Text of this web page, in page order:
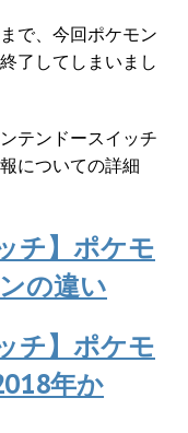
で、今回ポケモン
了してしまいまし
テンドースイッチ
についての詳細
チ】ポケモ
の違い
チ】ポケモ
年か